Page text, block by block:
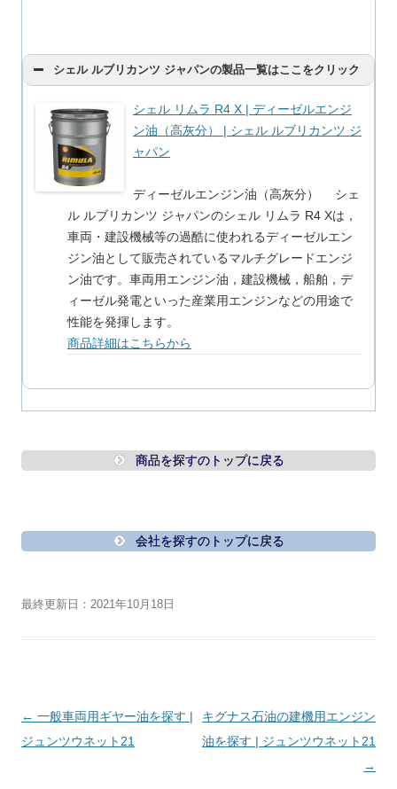
シェル ルブリカンツ ジャパンの製品一覧はここをクリック
シェル リムラ R4 X | ディーゼルエンジ
ン油（高灰分） | シェル ルブリカンツ ジ
ャパン
ディーゼルエンジン油（高灰分） シェ
ル ルブリカンツ ジャパンのシェル リムラ R4 Xは，
車両・建設機械等の過酷に使われるディーゼルエン
ジン油として販売されているマルチグレードエンジ
ン油です。車両用エンジン油，建設機械，船舶，デ
ィーゼル発電といった産業用エンジンなどの用途で
性能を発揮します。
商品詳細はこちらから
商品を探すのトップに戻る
会社を探すのトップに戻る
最終更新日：2021年10月18日
投
稿
← 一般車両用ギヤー油を探す |
ジュンツウネット21
キグナス石油の建機用エンジン
油を探す | ジュンツウネット21
→